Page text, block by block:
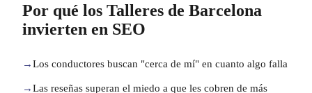
Por qué los Talleres de Barcelona
invierten en SEO
→Los conductores buscan "cerca de mí" en cuanto algo falla
→Las reseñas superan el miedo a que les cobren de más